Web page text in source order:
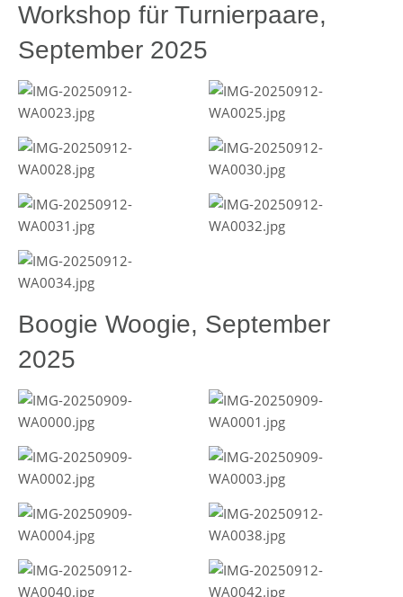
Workshop für Turnierpaare,
September 2025
Boogie Woogie, September
2025